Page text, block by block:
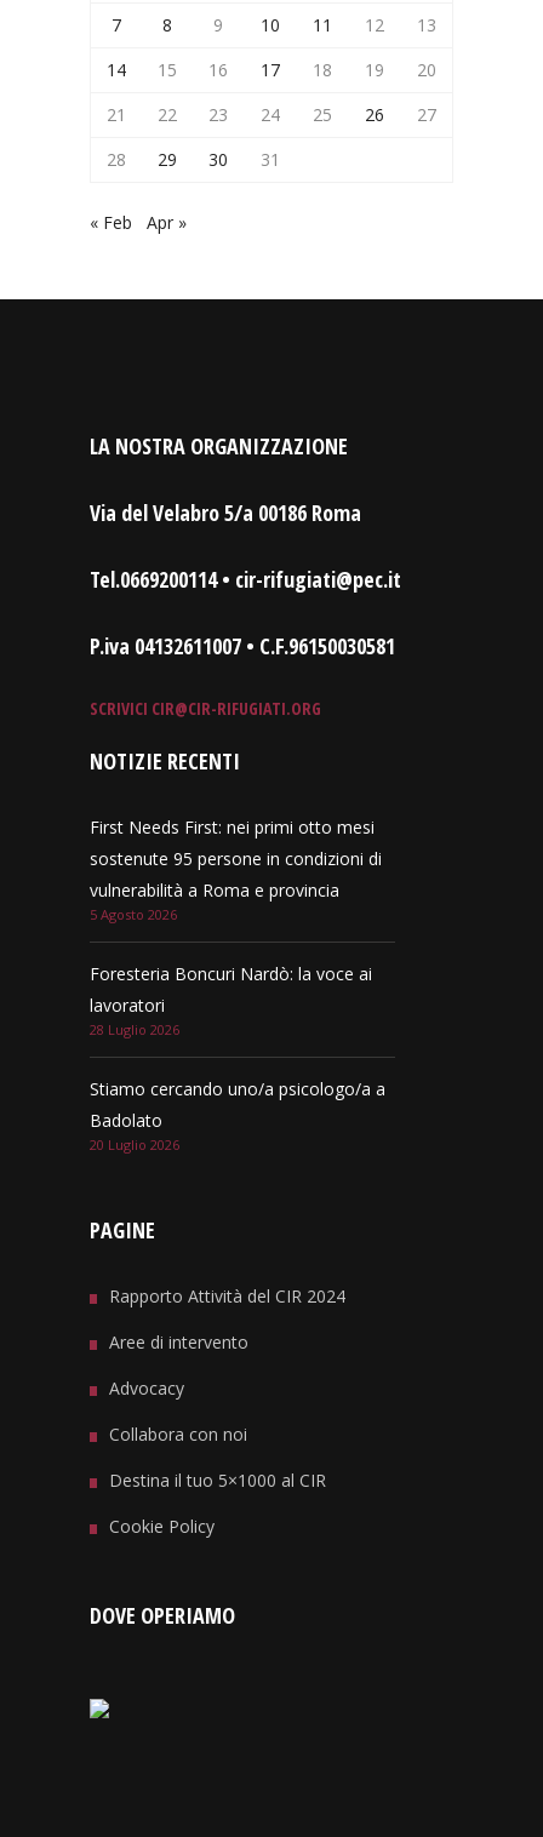
7
8 9 10 11 12
13
14
15 16 17 18 19
20
21
22 23 24 25 26
27
28
29 30 31
« Feb Apr »
LA NOSTRA ORGANIZZAZIONE
Via del Velabro 5/a 00186 Roma
Tel.0669200114 • cir-rifugiati@pec.it
P.iva 04132611007 • C.F.96150030581
SCRIVICI CIR@CIR-RIFUGIATI.ORG
NOTIZIE RECENTI
First Needs First: nei primi otto mesi
sostenute 95 persone in condizioni di
vulnerabilità a Roma e provincia
5 Agosto 2026
Foresteria Boncuri Nardò: la voce ai
lavoratori
28 Luglio 2026
Stiamo cercando uno/a psicologo/a a
Badolato
20 Luglio 2026
PAGINE
Rapporto Attività del CIR 2024
Aree di intervento
Advocacy
Collabora con noi
Destina il tuo 5×1000 al CIR
Cookie Policy
DOVE OPERIAMO